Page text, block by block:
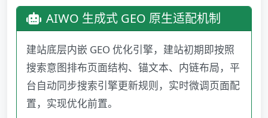
AIWO 生成式 GEO 原生适配机制
建站底层内嵌 GEO 优化引擎，建站初期即按照
搜索意图排布页面结构、锚文本、内链布局，平
台自动同步搜索引擎更新规则，实时微调页面配
置，实现优化前置。